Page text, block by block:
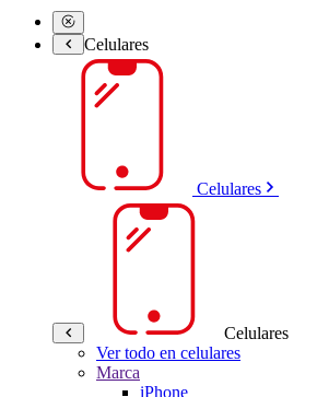
Celulares
Celulares
Celulares
Ver todo en celulares
Marca
iPhone